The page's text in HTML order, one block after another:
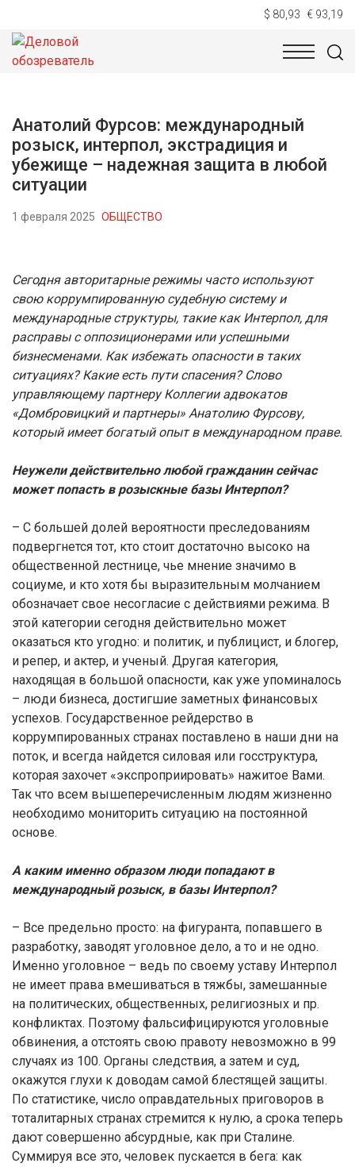
$ 80,93 € 93,19
НОВОСТИ
Анатолий Фурсов: международный
розыск, интерпол, экстрадиция и
убежище – надежная защита в любой
ситуации
1 февраля 2025 ОБЩЕСТВО
Сегодня авторитарные режимы часто используют
свою коррумпированную судебную систему и
международные структуры, такие как Интерпол, для
расправы с оппозиционерами или успешными
бизнесменами. Как избежать опасности в таких
ситуациях? Какие есть пути спасения? Слово
управляющему партнеру Коллегии адвокатов
«Домбровицкий и партнеры» Анатолию Фурсову,
который имеет богатый опыт в международном праве.
Неужели действительно любой гражданин сейчас
может попасть в розыскные базы Интерпол?
– C большей долей вероятности преследованиям
подвергнется тот, кто стоит достаточно высоко на
общественной лестнице, чье мнение значимо в
социуме, и кто хотя бы выразительным молчанием
обозначает свое несогласие с действиями режима. В
этой категории сегодня действительно может
оказаться кто угодно: и политик, и публицист, и блогер,
и репер, и актер, и ученый. Другая категория,
находящая в большой опасности, как уже упоминалось
– люди бизнеса, достигшие заметных финансовых
успехов. Государственное рейдерство в
коррумпированных странах поставлено в наши дни на
поток, и всегда найдется силовая или госструктура,
которая захочет «экспроприировать» нажитое Вами.
Так что всем вышеперечисленным людям жизненно
необходимо мониторить ситуацию на постоянной
основе.
А каким именно образом люди попадают в
международный розыск, в базы Интерпол?
– Все предельно просто: на фигуранта, попавшего в
разработку, заводят уголовное дело, а то и не одно.
Именно уголовное – ведь по своему уставу Интерпол
не имеет права вмешиваться в тяжбы, замешанные
на политических, общественных, религиозных и пр.
конфликтах. Поэтому фальсифицируются уголовные
обвинения, а отстоять свою правоту невозможно в 99
случаях из 100. Органы следствия, а затем и суд,
окажутся глухи к доводам самой блестящей защиты.
По статистике, число оправдательных приговоров в
тоталитарных странах стремится к нулю, а срока теперь
дают совершенно абсурдные, как при Сталине.
Суммируя все это, человек пускается в бега: как